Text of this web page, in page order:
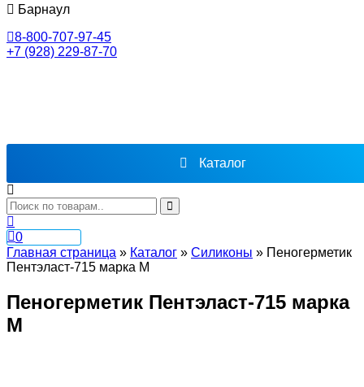
Барнаул
8-800-707-97-45
+7 (928) 229-87-70
Каталог
0
Главная страница » Каталог » Силиконы » Пеногерметик
Пентэласт-715 марка М
Пеногерметик Пентэласт-715 марка
М